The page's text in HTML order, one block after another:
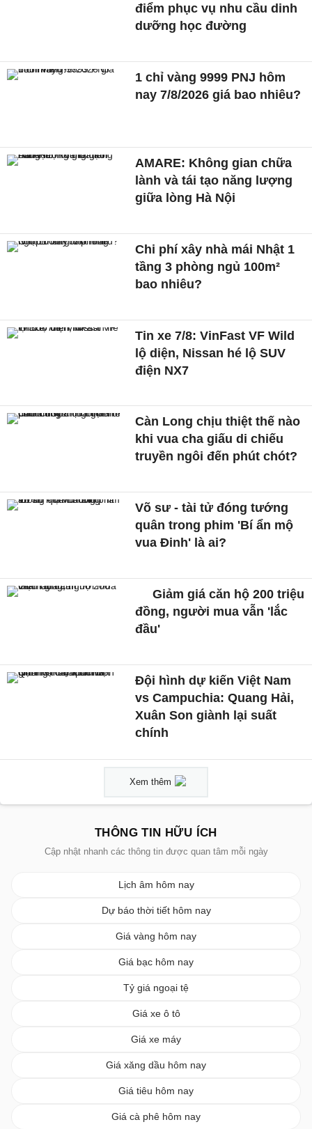
điểm phục vụ nhu cầu dinh
dưỡng học đường
1 chỉ vàng 9999 PNJ hôm
nay 7/8/2026 giá bao nhiêu?
AMARE: Không gian chữa
lành và tái tạo năng lượng
giữa lòng Hà Nội
Chi phí xây nhà mái Nhật 1
tầng 3 phòng ngủ 100m²
bao nhiêu?
Tin xe 7/8: VinFast VF Wild
lộ diện, Nissan hé lộ SUV
điện NX7
Càn Long chịu thiệt thế nào
khi vua cha giấu di chiếu
truyền ngôi đến phút chót?
Võ sư - tài tử đóng tướng
quân trong phim 'Bí ẩn mộ
vua Đinh' là ai?
Giảm giá căn hộ 200 triệu
đồng, người mua vẫn 'lắc
đầu'
Đội hình dự kiến Việt Nam
vs Campuchia: Quang Hải,
Xuân Son giành lại suất
chính
Xem thêm
THÔNG TIN HỮU ÍCH
Cập nhật nhanh các thông tin được quan tâm mỗi ngày
Lịch âm hôm nay
Dự báo thời tiết hôm nay
Giá vàng hôm nay
Giá bạc hôm nay
Tỷ giá ngoại tệ
Giá xe ô tô
Giá xe máy
Giá xăng dầu hôm nay
Giá tiêu hôm nay
Giá cà phê hôm nay